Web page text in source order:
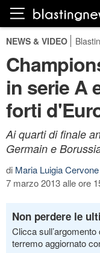
NEWS & VIDEO
in serie A
forti
Ai quarti di finale
Germain e
di Maria Luigia Cervone
7 marzo 2013 alle ore
Non perdere le
Clicca
terremo aggiornato